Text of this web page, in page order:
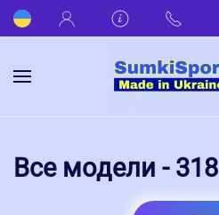
Все модели - 318